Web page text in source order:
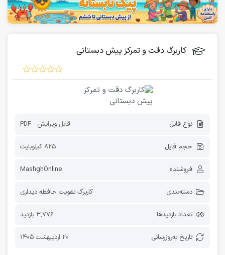
کاربرگ دقت و تمرکز پیش دبستانی
نوع فایل قابل ویرایش - PDF
حجم فایل 825 کیلوبایت
فروشنده MashghOnline
دسته‌بندی کاربرگ تقویت حافظه دیداری
تعداد بازدیدها 3,776 بازدید
تاریخ به‌روز‌رسانی 20 اردیبهشت 1405